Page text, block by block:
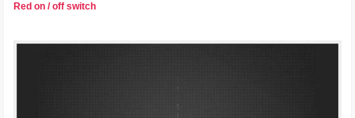
Red on / off switch